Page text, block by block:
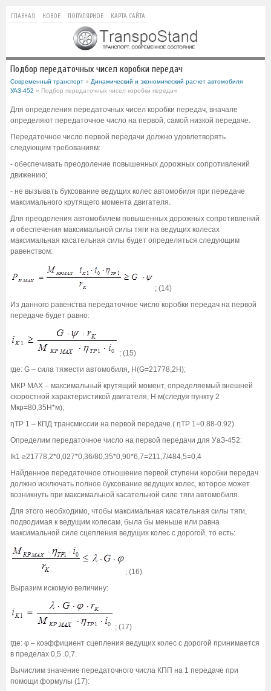
ГЛАВНАЯ НОВОЕ ПОПУЛЯРНОЕ КАРТА САЙТА
Подбор передаточных чисел коробки передач
Современный транспорт » Динамический и экономический расчет автомобиля
УАЗ-452 » Подбор передаточных чисел коробки передач
Для определения передаточных чисел коробки передач, вначале
определяют передаточное число на первой, самой низкой передаче.
Передаточное число первой передачи должно удовлетворять
следующим требованиям:
- обеспечивать преодоление повышенных дорожных сопротивлений
движению;
- не вызывать буксование ведущих колес автомобиля при передаче
максимального крутящего момента двигателя.
Для преодоления автомобилем повышенных дорожных сопротивлений
и обеспечения максимальной силы тяги на ведущих колесах
максимальная касательная силы будет определяться следующим
равенством:
; (14)
Из данного равенства передаточное число коробки передач на первой
передаче будет равно:
; (15)
где: G – сила тяжести автомобиля, Н(G=21778,2H);
МКР МАХ – максимальный крутящий момент, определяемый внешней
скоростной характеристикой двигателя, Н∙м(следуя пункту 2
Мкр=80,35Н*м);
ηТР 1 – КПД трансмиссии на первой передаче.( ηТР 1=0.88-0.92).
Определим передаточное число на первой передачи для УаЗ-452:
Ik1 ≥21778,2*0,027*0,36/80,35*0,90*6,7=211,7/484,5=0,4
Найденное передаточное отношение первой ступени коробки передач
должно исключать полное буксование ведущих колес, которое может
возникнуть при максимальной касательной силе тяги автомобиля.
Для этого необходимо, чтобы максимальная касательная силы тяги,
подводимая к ведущим колесам, была бы меньше или равна
максимальной силе сцепления ведущих колес с дорогой, то есть:
; (16)
Выразим искомую величину:
; (17)
где: φ – коэффициент сцепления ведущих колес с дорогой принимается
в пределах 0,5 .0,7.
Вычислим значение передаточного числа КПП на 1 передаче при
помощи формулы (17):